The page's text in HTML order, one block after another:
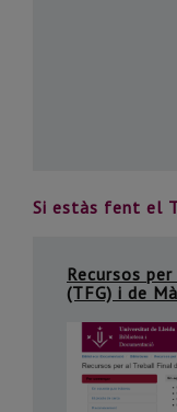
Si estàs fent el
Recursos
(TFG) i de